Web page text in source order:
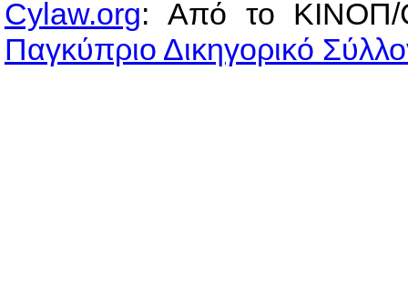
Cylaw.org: Από το
Παγκύπριο Δικηγορικό